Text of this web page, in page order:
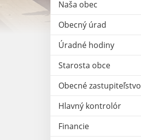
Naša obec
Obecný úrad
Úradné hodiny
Starosta obce
Obecné zastupiteľstvo
Hlavný kontrolór
Financie